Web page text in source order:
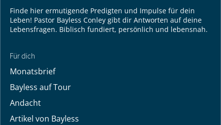
Finde hier ermutigende Predigten und Impulse für dein
Leben! Pastor Bayless Conley gibt dir Antworten auf deine
Lebensfragen. Biblisch fundiert, persönlich und lebensnah.
Für dich
Monatsbrief
Bayless auf Tour
Andacht
Artikel von Bayless